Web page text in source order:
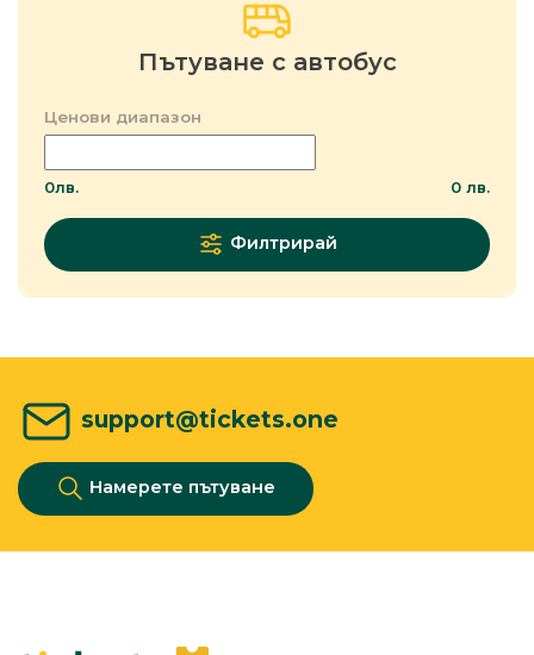
Пътуване с автобус
Ценови диапазон
0лв. 0 лв.
Филтрирай
support@tickets.one
Намерете пътуване